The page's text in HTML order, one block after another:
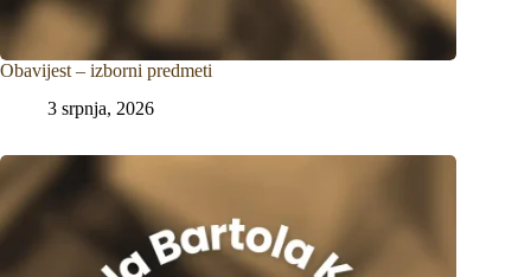
Obavijest – izborni predmeti
3 srpnja, 2026